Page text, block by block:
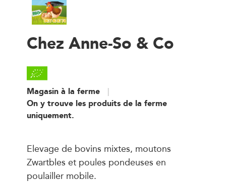
Chez Anne-So & Co
Magasin à la ferme
On y trouve les produits de la ferme
uniquement.
Elevage de bovins mixtes, moutons
Zwartbles et poules pondeuses en
poulailler mobile.